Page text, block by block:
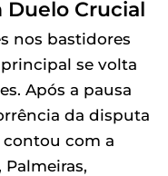
Duelo Crucial
nos bastidores
se volta
Após a pausa
da disputa
com a